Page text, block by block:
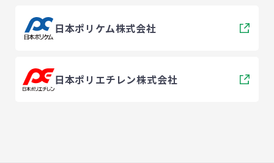
日本ポリケム株式会社
日本ポリエチレン株式会社